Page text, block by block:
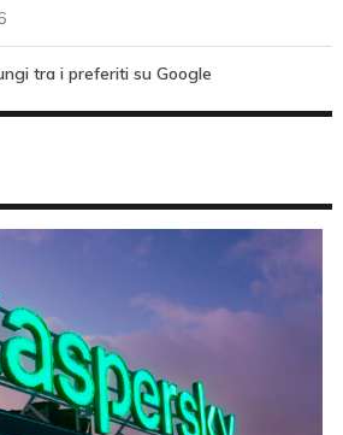
tra i preferiti su Google